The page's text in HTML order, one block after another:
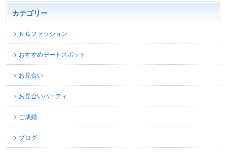
カテゴリー
ＮＧファッション
おすすめデートスポット
お見合い
お見合いパーティ
ご成婚
ブログ